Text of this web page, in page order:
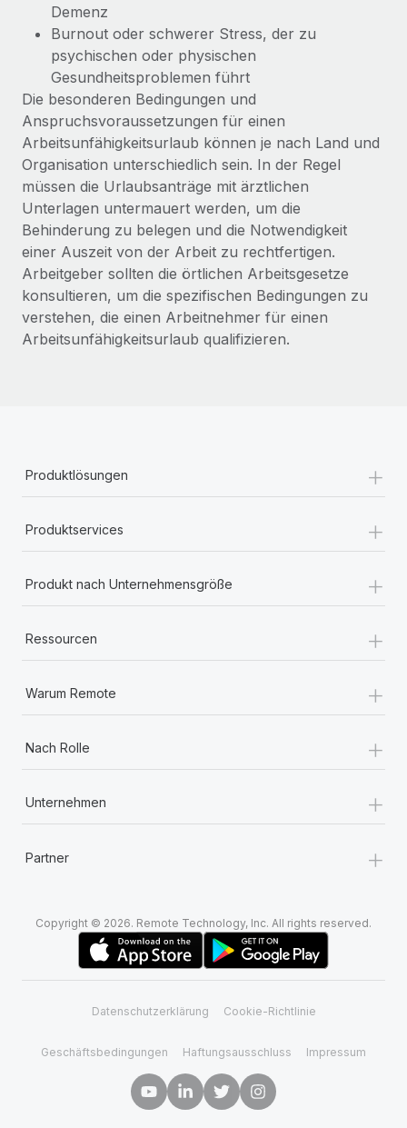
Demenz
Burnout oder schwerer Stress, der zu
psychischen oder physischen
Gesundheitsproblemen führt
Die besonderen Bedingungen und
Anspruchsvoraussetzungen für einen
Arbeitsunfähigkeitsurlaub können je nach Land und
Organisation unterschiedlich sein. In der Regel
müssen die Urlaubsanträge mit ärztlichen
Unterlagen untermauert werden, um die
Behinderung zu belegen und die Notwendigkeit
einer Auszeit von der Arbeit zu rechtfertigen.
Arbeitgeber sollten die örtlichen Arbeitsgesetze
konsultieren, um die spezifischen Bedingungen zu
verstehen, die einen Arbeitnehmer für einen
Arbeitsunfähigkeitsurlaub qualifizieren.
Produktlösungen +
Produktservices +
Produkt nach Unternehmensgröße +
Ressourcen +
Warum Remote +
Nach Rolle +
Unternehmen +
Partner +
Copyright © 2026. Remote Technology, Inc. All rights reserved.
Datenschutzerklärung Cookie-Richtlinie
Geschäftsbedingungen Haftungsausschluss Impressum